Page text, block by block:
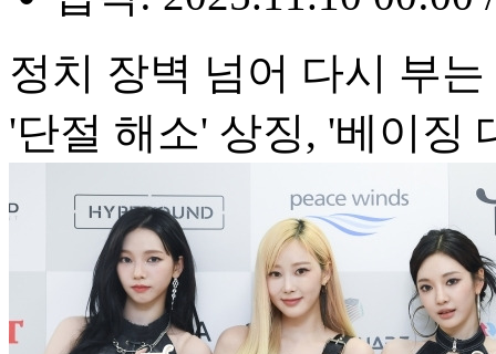
정치 장벽 넘어 다시 부
'단절 해소' 상징, '베이징